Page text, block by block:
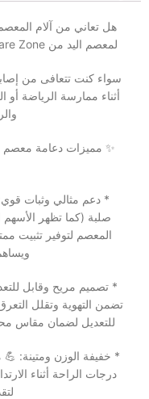
هل تعاني من آلام
لمعصم اليد من Care Zone هي الحل الأمثل لراحتك وحمايتك! 🛡️
سواء كنت تتعافى من
أثناء ممارسة الرياضة أو
* دعم مثالي وثبات
صلبة (كما تظهر
المعصم لتوفير تثبيت
* تصميم مريح وقابل
للتعديل لضمان مقاس
* خفيفة الوزن ومتينة:
درجات الراحة أثناء